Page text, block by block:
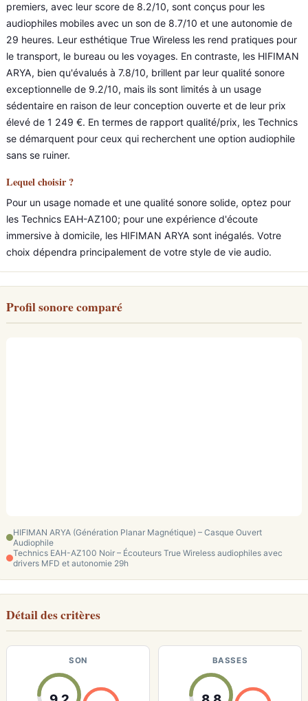
premiers, avec leur score de 8.2/10, sont conçus pour les
audiophiles mobiles avec un son de 8.7/10 et une autonomie de
29 heures. Leur esthétique True Wireless les rend pratiques pour
le transport, le bureau ou les voyages. En contraste, les HIFIMAN
ARYA, bien qu'évalués à 7.8/10, brillent par leur qualité sonore
exceptionnelle de 9.2/10, mais ils sont limités à un usage
sédentaire en raison de leur conception ouverte et de leur prix
élevé de 1 249 €. En termes de rapport qualité/prix, les Technics
se démarquent pour ceux qui recherchent une option audiophile
sans se ruiner.
Lequel choisir ?
Pour un usage nomade et une qualité sonore solide, optez pour
les Technics EAH-AZ100; pour une expérience d'écoute
immersive à domicile, les HIFIMAN ARYA sont inégalés. Votre
choix dépendra principalement de votre style de vie audio.
Profil sonore comparé
HIFIMAN ARYA (Génération Planar Magnétique) – Casque Ouvert
Audiophile
Technics EAH-AZ100 Noir – Écouteurs True Wireless audiophiles avec
drivers MFD et autonomie 29h
Détail des critères
SON BASSES